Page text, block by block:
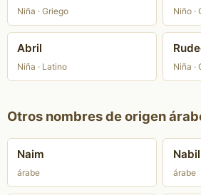
Niña · Griego Niño ·
Abril
Niña · Latino Niña ·
Otros nombres de origen
Naim
árabe
Nabil
árabe